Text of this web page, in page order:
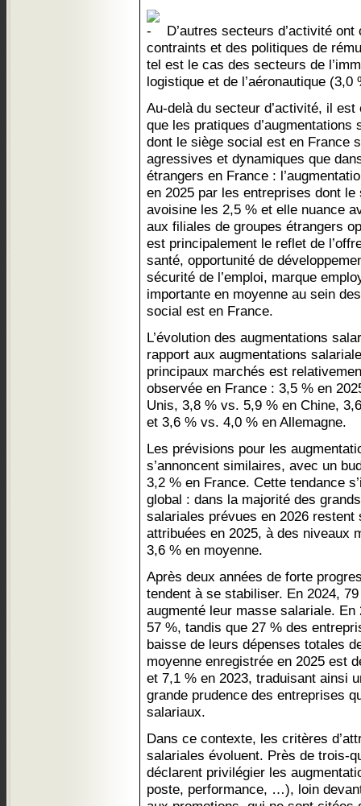
D’autres secteurs d’activité
contraints et des politiques de
tel est le cas des secteurs de
logistique et de l’aéronautique (3,0
Au-delà du secteur d’activité, il
que les pratiques
dont le siège social est en France
agressives et dynamiques que
étrangers en France :
en 2025 par les entreprises dont
avoisine les 2,5 % et elle nuance
aux filiales de groupes étrangers
est principalement le reflet de
santé, opportunité de
sécurité de l’emploi, marque
importante en moyenne au sein
social est en France.
L’évolution des augmentations
rapport aux augmentations
principaux marchés est
observée en France : 3,5 % en
Unis, 3,8 % vs. 5,9 % en Chine,
et 3,6 % vs. 4,0 % en Allemagne.
Les prévisions pour les
s’annoncent similaires, avec un
3,2 % en France. Cette tendance
global : dans la majorité des
salariales prévues en 2026
attribuées en 2025, à des niveaux
3,6 % en moyenne.
Après deux années de forte
tendent à se stabiliser. En 2024,
augmenté leur masse salariale.
57 %, tandis que 27 % des
baisse de leurs dépenses totales
moyenne enregistrée en 2025 est
et 7,1 % en 2023, traduisant ainsi
grande prudence des entreprises
salariaux.
Dans ce contexte, les critères
salariales évoluent. Près de trois-
déclarent privilégier les
poste, performance, …), loin